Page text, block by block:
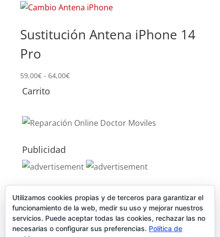
Sustitución Antena iPhone 14
Pro
59,00€ - 64,00€Rango
59,00€
Carrito
Publicidad
Publicidad
Utilizamos cookies propias y de terceros para garantizar el
funcionamiento de la web, medir su uso y mejorar nuestros
servicios. Puede aceptar todas las cookies, rechazar las no
necesarias o configurar sus preferencias. Política de